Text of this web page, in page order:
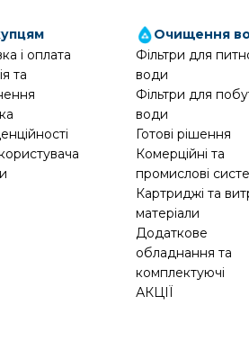
і оплата
та
Очищення
Фільтри для
води
Фільтри для
води
Готові рішення
Комерційні та
промислові
Картриджі та
матеріали
Додаткове
обладнання та
комплектуючі
АКЦІЇ